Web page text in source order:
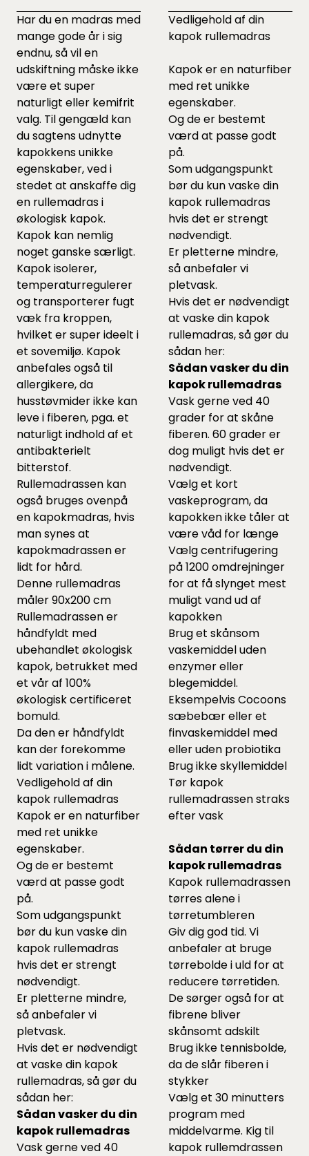
Har du en madras med
mange gode år i sig
endnu, så vil en
udskiftning måske ikke
være et super
naturligt eller kemifrit
valg. Til gengæld kan
du sagtens udnytte
kapokkens unikke
egenskaber, ved i
stedet at anskaffe dig
en rullemadras i
økologisk kapok.
Kapok kan nemlig
noget ganske særligt.
Kapok isolerer,
temperaturregulerer
og transporterer fugt
væk fra kroppen,
hvilket er super ideelt i
et sovemiljø. Kapok
anbefales også til
allergikere, da
husstøvmider ikke kan
leve i fiberen, pga. et
naturligt indhold af et
antibakterielt
bitterstof.
Rullemadrassen kan
også bruges ovenpå
en kapokmadras, hvis
man synes at
kapokmadrassen er
lidt for hård.
Denne rullemadras
måler 90x200 cm
Rullemadrassen er
håndfyldt med
ubehandlet økologisk
kapok, betrukket med
et vår af 100%
økologisk certificeret
bomuld.
Da den er håndfyldt
kan der forekomme
lidt variation i målene.
Vedligehold af din
kapok rullemadras
Kapok er en naturfiber
med ret unikke
egenskaber.
Og de er bestemt
værd at passe godt
på.
Som udgangspunkt
bør du kun vaske din
kapok rullemadras
hvis det er strengt
nødvendigt.
Er pletterne mindre,
så anbefaler vi
pletvask.
Hvis det er nødvendigt
at vaske din kapok
rullemadras, så gør du
sådan her:
Sådan vasker du din
kapok rullemadras
Vask gerne ved 40
Vedligehold af din
kapok rullemadras
Kapok er en naturfiber
med ret unikke
egenskaber.
Og de er bestemt
værd at passe godt
på.
Som udgangspunkt
bør du kun vaske din
kapok rullemadras
hvis det er strengt
nødvendigt.
Er pletterne mindre,
så anbefaler vi
pletvask.
Hvis det er nødvendigt
at vaske din kapok
rullemadras, så gør du
sådan her:
Sådan vasker du din
kapok rullemadras
Vask gerne ved 40
grader for at skåne
fiberen. 60 grader er
dog muligt hvis det er
nødvendigt.
Vælg et kort
vaskeprogram, da
kapokken ikke tåler at
være våd for længe
Vælg centrifugering
på 1200 omdrejninger
for at få slynget mest
muligt vand ud af
kapokken
Brug et skånsom
vaskemiddel uden
enzymer eller
blegemiddel.
Eksempelvis Cocoons
sæbebæreller et
finvaskemiddel med
eller uden probiotika
Brug ikke skyllemiddel
Tør kapok
rullemadrassen straks
efter vask
Sådan tørrer du din
kapok rullemadras
Kapok rullemadrassen
tørres alene i
tørretumbleren
Giv dig god tid. Vi
anbefaler at bruge
tørreboldei uld for at
reducere tørretiden.
De sørger også for at
fibrene bliver
skånsomt adskilt
Brug ikke tennisbolde,
da de slår fiberen i
stykker
Vælg et 30 minutters
program med
middelvarme. Kig til
kapok rullemdrassen